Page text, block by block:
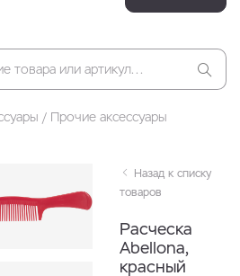
Прочие аксессуары
Назад к списку
товаров
Расческа
Abellona,
красный